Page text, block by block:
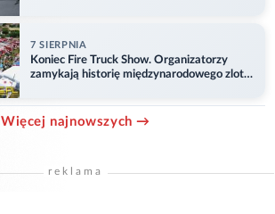
7 SIERPNIA
Koniec Fire Truck Show. Organizatorzy
zamykają historię międzynarodowego zlotu
Więcej najnowszych →
reklama